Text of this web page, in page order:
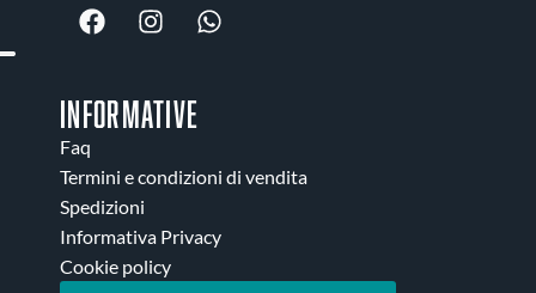
INFORMATIVE
Faq
Termini e condizioni di vendita
Spedizioni
Informativa Privacy
Cookie policy